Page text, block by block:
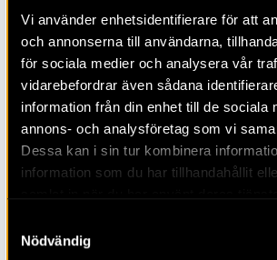
Vi använder enhetsidentifierare för att
och annonserna till användarna,
för sociala medier och analysera vår
vidarebefordrar även sådana
information från din enhet till de sociala
annons- och analysföretag som vi
Dessa kan i sin tur kombinera
information som du har tillhandahållit
Nödvändig
BLOGGINLÄGG 2016.09.15
Arkeologi i Vikhemsområdet